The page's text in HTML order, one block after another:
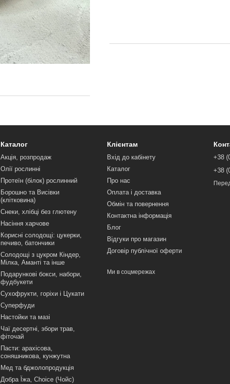
Каталог
Акція, розпродаж
Олії рослинні
Протеїн (білок) рослинний
Борошно та Висівки
(клітковина)
Снеки, хлібці без глютену
Насіння харчове
Корисні солодощі: цукерки,
печиво, батончики
Солодощі з цукром Кіндер,
Мілка, Аманті та інше
Подарункові бокси, набори,
фудбукети
Сухофрукти, горіхи і Цукати
Суперфуди
Настойки та мазі
Чаї десертні, збори трав,
фіточай
Пасти: арахісова,
соняшникова, кунжутна
Мед та бджолопродукція
Добра Їжа, Choice (Чойс)
Клієнтам
Вхід до кабінету
Каталог
Про нас
Оплата і доставка
Обмін та повернення
Контактна інформація
Блог
Відгуки про магазин
Договір публічної оферти
Ми в соцмережах
+38
+38